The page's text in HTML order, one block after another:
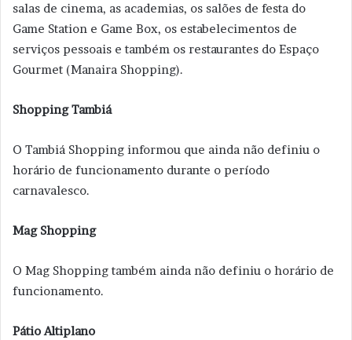
salas de cinema, as academias, os salões de festa do
Game Station e Game Box, os estabelecimentos de
serviços pessoais e também os restaurantes do Espaço
Gourmet (Manaira Shopping).
Shopping Tambiá
O Tambiá Shopping informou que ainda não definiu o
horário de funcionamento durante o período
carnavalesco.
Mag Shopping
O Mag Shopping também ainda não definiu o horário de
funcionamento.
Pátio Altiplano